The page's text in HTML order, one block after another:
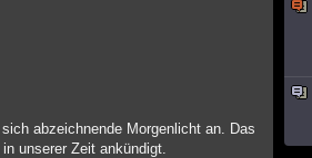
abzeichnende Morgenlicht an. Das
unserer Zeit ankündigt.